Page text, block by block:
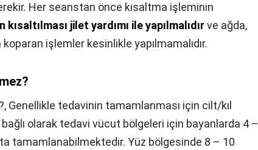
Her seanstan önce kısaltma işleminin
kısaltılması jilet yardımı ile yapılmalıdırve ağda,
koparan işlemler kesinlikle yapılmamalıdır.
Genellikle tedavinin tamamlanması için cilt/kıl
bağlı olarak tedavi vücut bölgeleri için bayanlarda 4 –
tamamlanabilmektedir. Yüz bölgesinde 8 – 10